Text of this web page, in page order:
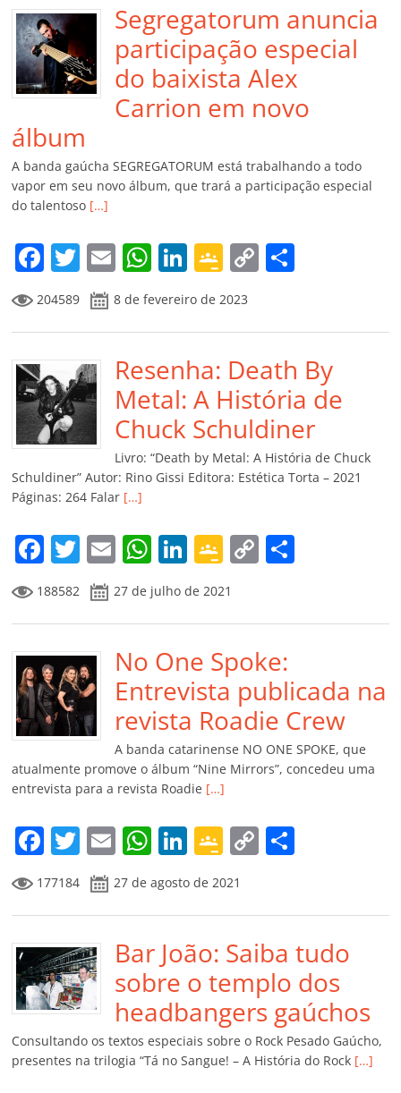
Segregatorum anuncia
participação especial
do baixista Alex
Carrion em novo
álbum
A banda gaúcha SEGREGATORUM está trabalhando a todo
vapor em seu novo álbum, que trará a participação especial
do talentoso […]
F
a
c
e
b
o
o
k
T
w
itt
er
E
m
ai
l
W
at
s
A
p
p
Li
k
e
dI
n
G
o
o
gl
e
Cl
a
ss
ro
m
C
y
Li
n
k
p
ar
til
h
ar
204589 8 de fevereiro de 2023
Resenha: Death By
Metal: A História de
Chuck Schuldiner
Livro: “Death by Metal: A História de Chuck
Schuldiner” Autor: Rino Gissi Editora: Estética Torta – 2021
Páginas: 264 Falar […]
F
a
c
e
b
o
o
k
T
w
itt
er
E
m
ai
l
W
h
at
s
A
p
p
Li
n
k
e
dI
n
G
o
o
gl
e
Cl
a
ss
ro
o
m
C
y
Li
n
k
p
til
h
ar
188582 27 de julho de 2021
No One Spoke:
Entrevista publicada na
revista Roadie Crew
A banda catarinense NO ONE SPOKE, que
atualmente promove o álbum “Nine Mirrors”, concedeu uma
entrevista para a revista Roadie […]
F
a
c
e
b
o
o
k
T
w
itt
er
E
m
ai
l
W
at
s
A
p
p
Li
n
k
e
dI
n
G
o
o
gl
e
Cl
a
ss
ro
C
y
Li
n
k
p
ar
til
h
ar
177184 27 de agosto de 2021
Bar João: Saiba tudo
sobre o templo dos
headbangers gaúchos
Consultando os textos especiais sobre o Rock Pesado Gaúcho,
presentes na trilogia “Tá no Sangue! – A História do Rock […]